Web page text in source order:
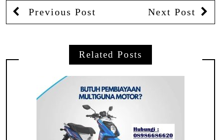
Previous Post Next Post
Related Posts